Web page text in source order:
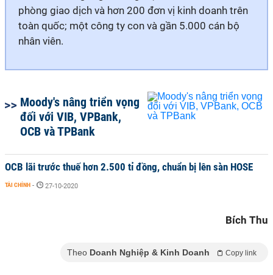
phòng giao dịch và hơn 200 đơn vị kinh doanh trên
toàn quốc; một công ty con và gần 5.000 cán bộ
nhân viên.
Moody's nâng triển vọng
đối với VIB, VPBank,
OCB và TPBank
OCB lãi trước thuế hơn 2.500 tỉ đồng, chuẩn bị lên sàn HOSE
TÀI CHÍNH - 27-10-2020
Bích Thu
Theo Doanh Nghiệp & Kinh Doanh Copy link